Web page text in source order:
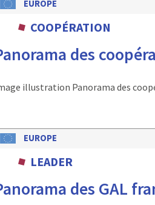
EUROPE
COOPÉRATION
des
illustration Panorama des
EUROPE
LEADER
des GAL